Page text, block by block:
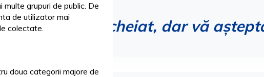
Friday s-a încheiat, dar vă
grupuri de public. De
de utilizator mai
colectate.
doua categorii majore de